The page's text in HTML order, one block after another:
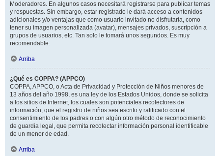
Moderadores. En algunos casos necesitará registrarse para publicar temas
y respuestas. Sin embargo, estar registrado le dará acceso a contenidos
adicionales y/o ventajas que como usuario invitado no disfrutaría, como
tener su imagen personalizada (avatar), mensajes privados, suscripción a
grupos de usuarios, etc. Tan solo le tomará unos segundos. Es muy
recomendable.
Arriba
¿Qué es COPPA? (APPCO)
COPPA, APPCO, o Acta de Privacidad y Protección de Niños menores de
13 años del año 1998, es una ley de los Estados Unidos, donde se solicita
a los sitios de Internet, los cuales son potenciales recolectores de
información, que el registro de niños sea escrito y ratificado con el
consentimiento de los padres o con algún otro método de reconocimiento
de guardia legal, que permita recolectar información personal identificable
de un menor de edad.
Arriba